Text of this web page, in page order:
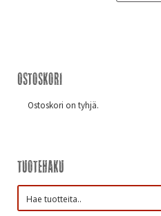
Ostoskori
Ostoskori on tyhjä.
Tuotehaku